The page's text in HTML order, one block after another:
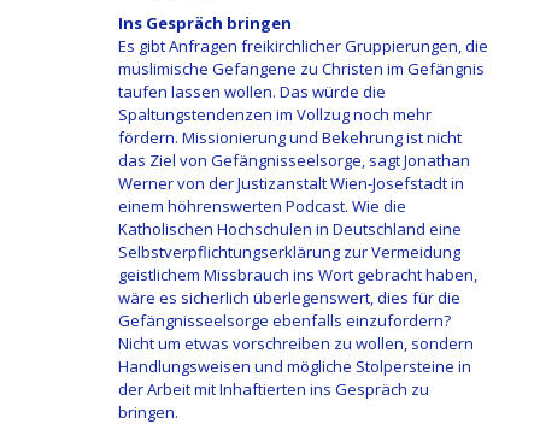
Ins Gespräch bringen
Es gibt Anfragen freikirchlicher Gruppierungen, die
muslimische Gefangene zu Christen im Gefängnis
taufen lassen wollen. Das würde die
Spaltungstendenzen im Vollzug noch mehr
fördern. Missionierung und Bekehrung ist nicht
das Ziel von Gefängnisseelsorge, sagt Jonathan
Werner von der Justizanstalt Wien-Josefstadt in
einem höhrenswerten Podcast. Wie die
Katholischen Hochschulen in Deutschland eine
Selbstverpflichtungserklärung zur Vermeidung
geistlichem Missbrauch ins Wort gebracht haben,
wäre es sicherlich überlegenswert, dies für die
Gefängnisseelsorge ebenfalls einzufordern?
Nicht um etwas vorschreiben zu wollen, sondern
Handlungsweisen und mögliche Stolpersteine in
der Arbeit mit Inhaftierten ins Gespräch zu
bringen.